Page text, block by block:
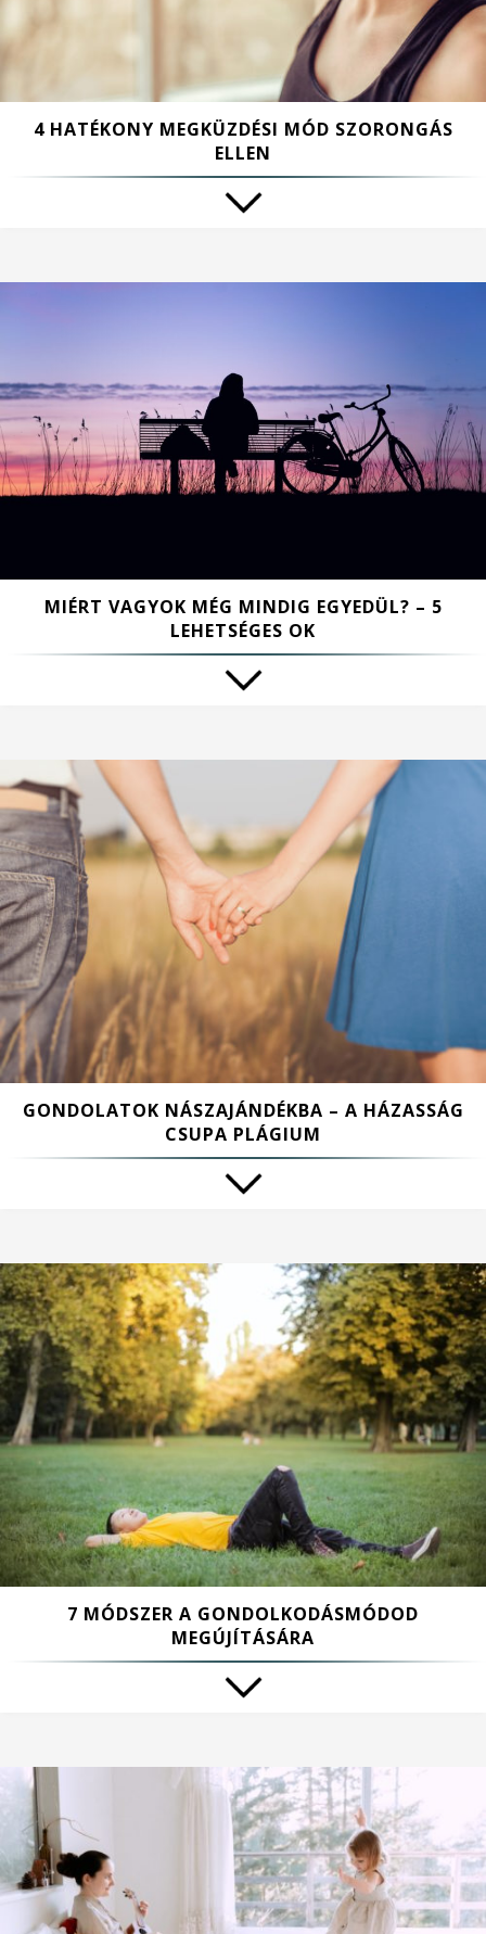
4 HATÉKONY MEGKÜZDÉSI MÓD SZORONGÁS
ELLEN
MIÉRT VAGYOK MÉG MINDIG EGYEDÜL? – 5
LEHETSÉGES OK
GONDOLATOK NÁSZAJÁNDÉKBA – A HÁZASSÁG
CSUPA PLÁGIUM
7 MÓDSZER A GONDOLKODÁSMÓDOD
MEGÚJÍTÁSÁRA